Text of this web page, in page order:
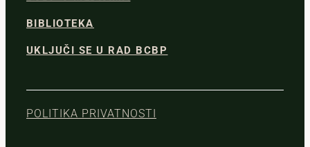
BIBLIOTEKA
UKLJUČI SE U RAD BCBP
POLITIKA PRIVATNOSTI